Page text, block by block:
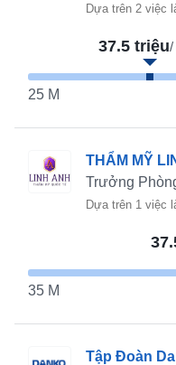
Dựa trên 2 việc
37.5 triệu/
25 M
THẨM MỸ
Trưởng
Dựa trên 1 việc
35 M
Tập Đoàn